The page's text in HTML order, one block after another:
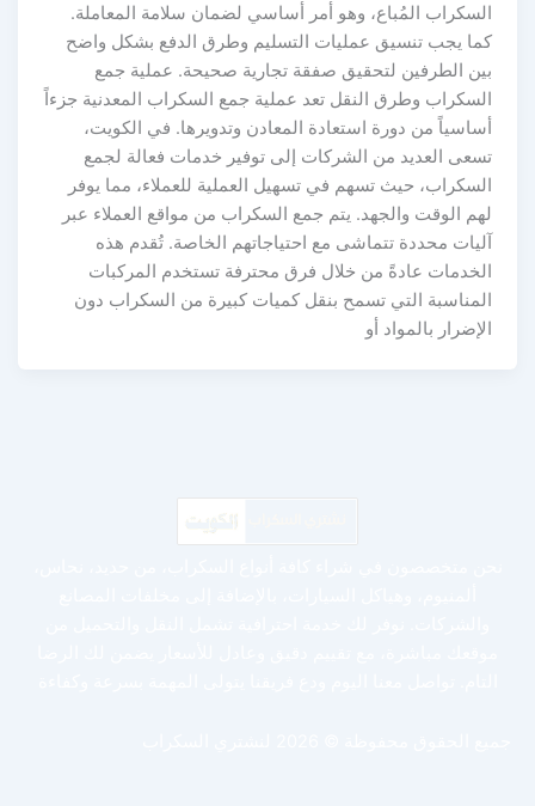
السكراب المُباع، وهو أمر أساسي لضمان سلامة المعاملة.
كما يجب تنسيق عمليات التسليم وطرق الدفع بشكل واضح
بين الطرفين لتحقيق صفقة تجارية صحيحة. عملية جمع
السكراب وطرق النقل تعد عملية جمع السكراب المعدنية جزءاً
أساسياً من دورة استعادة المعادن وتدويرها. في الكويت،
تسعى العديد من الشركات إلى توفير خدمات فعالة لجمع
السكراب، حيث تسهم في تسهيل العملية للعملاء، مما يوفر
لهم الوقت والجهد. يتم جمع السكراب من مواقع العملاء عبر
آليات محددة تتماشى مع احتياجاتهم الخاصة. تُقدم هذه
الخدمات عادةً من خلال فرق محترفة تستخدم المركبات
المناسبة التي تسمح بنقل كميات كبيرة من السكراب دون
الإضرار بالمواد أو